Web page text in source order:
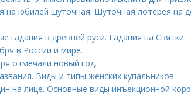
на юбилей шуточная. Шуточная лотерея на
гадания в древней руси. Гадания на Святки
в России и мире.
отмечали новый год.
Виды и типы женских купальников
на лице. Основные виды инъекционной